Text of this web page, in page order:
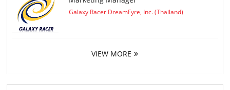
Galaxy Racer DreamFyre, Inc. (Thailand)
VIEW MORE